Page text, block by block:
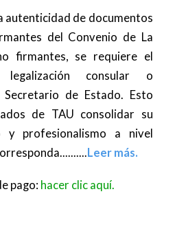
autenticidad de documentos
del Convenio de La
firmantes, se requiere el
legalización consular o
de Estado. Esto
de TAU consolidar su
y profesionalismo a nivel
Leer más.
pago: hacer clic aquí.